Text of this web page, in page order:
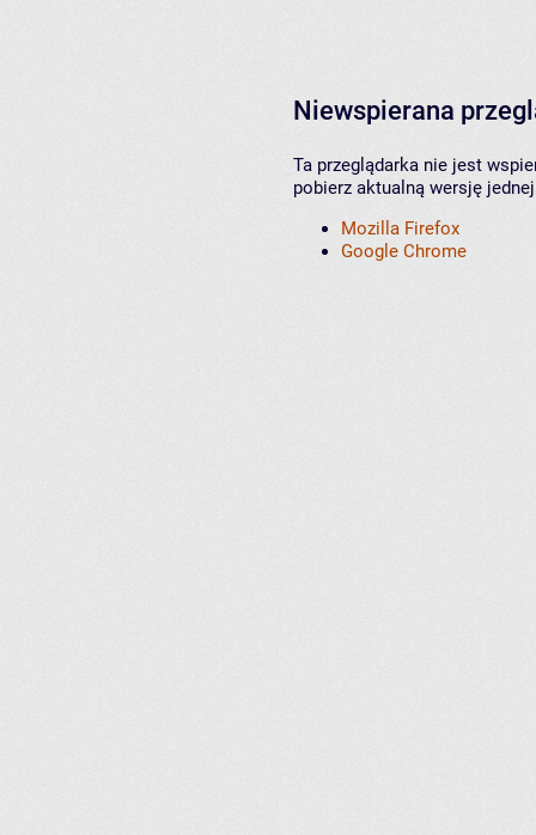
Niewspierana
Ta przeglądarka nie jest
pobierz aktualną wersję
Mozilla Firefox
Google Chrome